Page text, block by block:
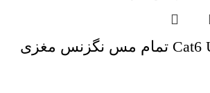
کابل شبکه Cat6 UTP تمام مس نگزنس مغزی